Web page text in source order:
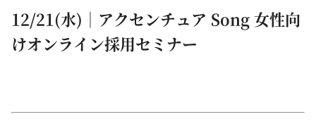
12/21(水)｜アクセンチュア Song 女性向
けオンライン採用セミナー